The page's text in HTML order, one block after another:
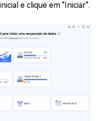
e clique em "Iniciar".